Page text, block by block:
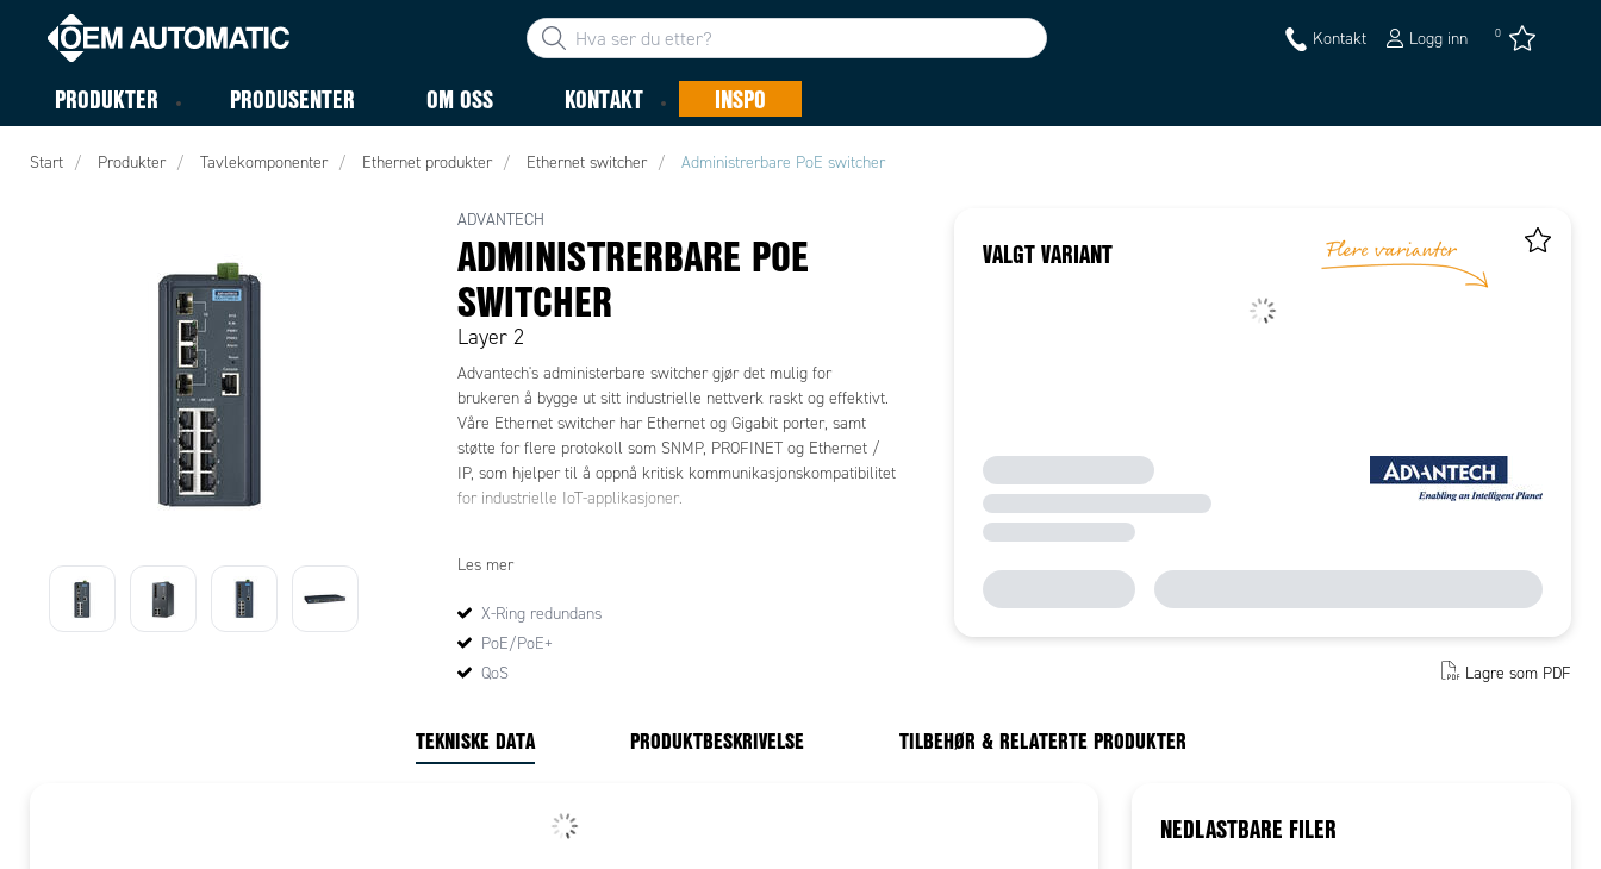
Kontakt Logg inn 0
PRODUKTER PRODUSENTER OM OSS KONTAKT INSPO
Start Produkter Tavlekomponenter Ethernet produkter Ethernet switcher Administrerbare PoE switcher
ADVANTECH
ADMINISTRERBARE POE
SWITCHER
Layer 2
Advantech's administerbare switcher gjør det mulig for
brukeren å bygge ut sitt industrielle nettverk raskt og effektivt.
Våre Ethernet switcher har Ethernet og Gigabit porter, samt
støtte for flere protokoll som SNMP, PROFINET og Ethernet /
IP, som hjelper til å oppnå kritisk kommunikasjonskompatibilitet
for industrielle IoT-applikasjoner.
driftsstopp, noe som gir mindre enn 20 ms redundans for å
løsning for en rekke applikasjoner som gruver, tuneller,
trafikklys, maskin til maskin og næringsbygg.
for dette, WIFI AP/klienter eller annet utstyr med støtte for
Les mer
X-Ring redundans
PoE/PoE+
QoS
VALGT VARIANT
Lagre som PDF
TEKNISKE DATA PRODUKTBESKRIVELSE TILBEHØR & RELATERTE PRODUKTER
NEDLASTBARE FILER